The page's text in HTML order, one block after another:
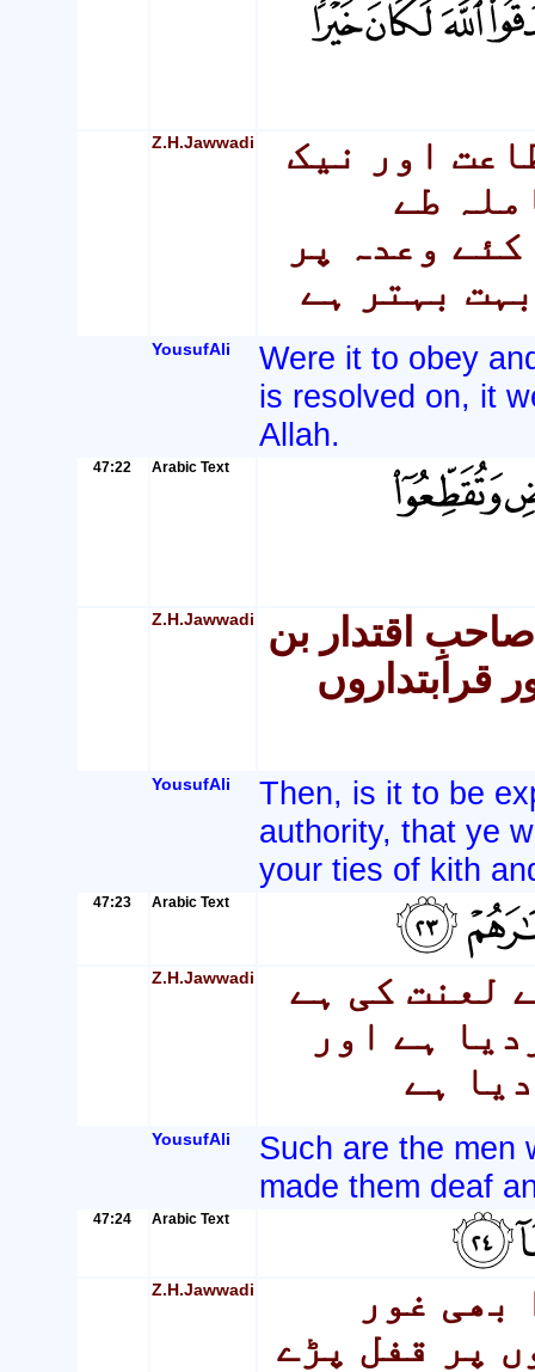
Z.H.Jawwadi
اور نیک
طے
وعدہ پر
بہتر ہے
YousufAli
Were it to obey
is resolved on, it
Allah.
47:22 Arabic Text
Z.H.Jawwadi
اقتدار بن
قرابتداروں
YousufAli
Then, is it to be
authority, that ye
your ties of kith
47:23 Arabic Text
Z.H.Jawwadi
لعنت کی ہے
ہے اور
ہے
YousufAli
Such are the men
made them deaf
47:24 Arabic Text
Z.H.Jawwadi
بھی غور
پر قفل پڑے